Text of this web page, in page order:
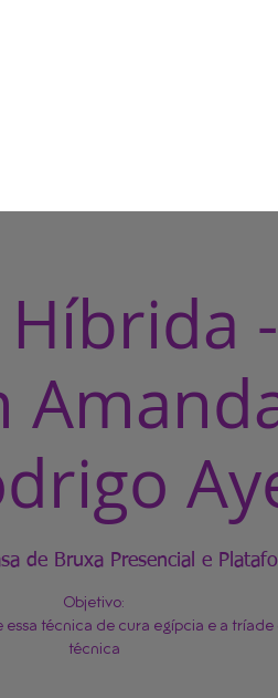
de Bruxa Presencial e
Objetivo:
essa técnica de cura egípcia e a